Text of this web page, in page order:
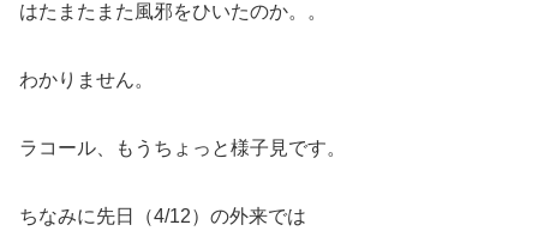
はたまたまた風邪をひいたのか。。
わかりません。
ラコール、もうちょっと様子見です。
ちなみに先日（4/12）の外来では